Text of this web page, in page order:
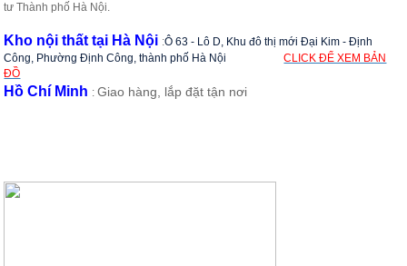
tư Thành phố Hà Nội.
Kho nội thất tại Hà Nội :Ô 63 - Lô D, Khu đô thị mới Đại Kim - Định
Công, Phường Định Công, thành phố Hà Nội
CLICK ĐỂ XEM BẢN
ĐỒ
Hồ Chí Minh :Giao hàng, lắp đặt tận nơi